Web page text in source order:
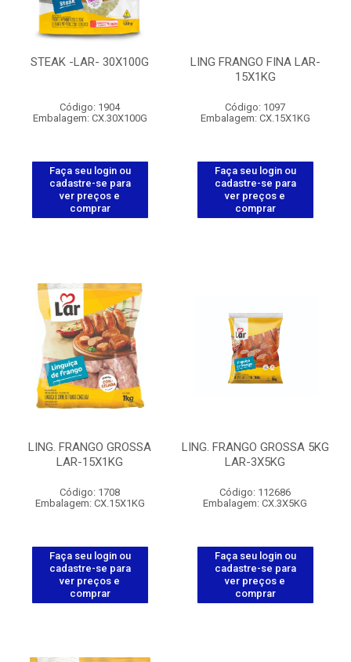
STEAK -LAR- 30X100G
Código: 1904
Embalagem: CX.30X100G
Faça seu login ou
cadastre-se para
ver preços e
comprar
LING FRANGO FINA LAR-
15X1KG
Código: 1097
Embalagem: CX.15X1KG
Faça seu login ou
cadastre-se para
ver preços e
comprar
LING. FRANGO GROSSA
LAR-15X1KG
Código: 1708
Embalagem: CX.15X1KG
Faça seu login ou
cadastre-se para
ver preços e
comprar
LING. FRANGO GROSSA 5KG
LAR-3X5KG
Código: 112686
Embalagem: CX.3X5KG
Faça seu login ou
cadastre-se para
ver preços e
comprar